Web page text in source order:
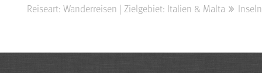
Reiseart: Wanderreisen | Zielgebiet: Italien & Malta
Inseln